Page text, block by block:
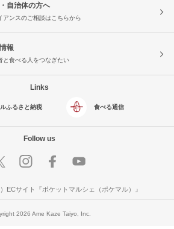
自治体の方へ
アンスのご相談はこちらから
報
と食べる人をつなぎたい
Links
ふるさと納税 食べる通信
Follow us
ECサイト『ポケットマルシェ（ポケマル）』
2026 Ame Kaze Taiyo, Inc.